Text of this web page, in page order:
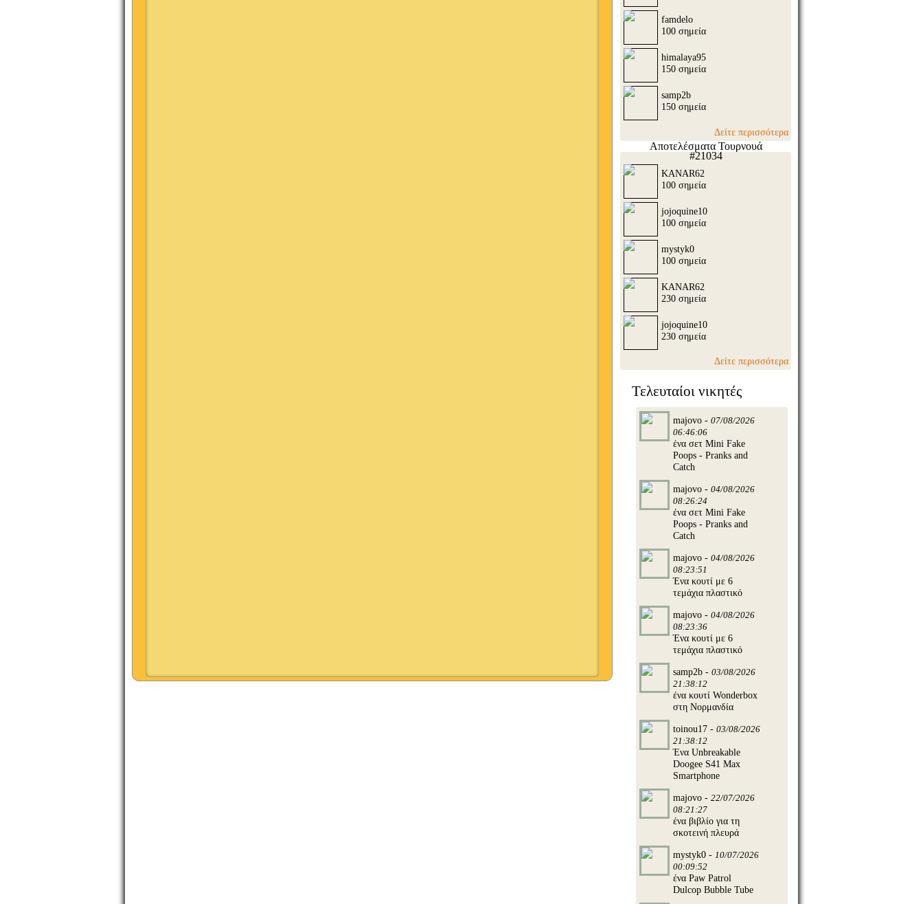
famdelo
100 σημεία
himalaya95
150 σημεία
samp2b
150 σημεία
Δείτε περισσότερα
Αποτελέσματα Τουρνουά
#21034
KANAR62
100 σημεία
jojoquine10
100 σημεία
mystyk0
100 σημεία
KANAR62
230 σημεία
jojoquine10
230 σημεία
Δείτε περισσότερα
Τελευταίοι νικητές
majovo - 07/08/2026
06:46:06
ένα σετ Mini Fake
Poops - Pranks and
Catch
majovo - 04/08/2026
08:26:24
ένα σετ Mini Fake
Poops - Pranks and
Catch
majovo - 04/08/2026
08:23:51
Ένα κουτί με 6
τεμάχια πλαστικό
majovo - 04/08/2026
08:23:36
Ένα κουτί με 6
τεμάχια πλαστικό
samp2b - 03/08/2026
21:38:12
ένα κουτί Wonderbox
στη Νορμανδία
toinou17 - 03/08/2026
21:38:12
Ένα Unbreakable
Doogee S41 Max
Smartphone
majovo - 22/07/2026
08:21:27
ένα βιβλίο για τη
σκοτεινή πλευρά
mystyk0 - 10/07/2026
00:09:52
ένα Paw Patrol
Dulcop Bubble Tube